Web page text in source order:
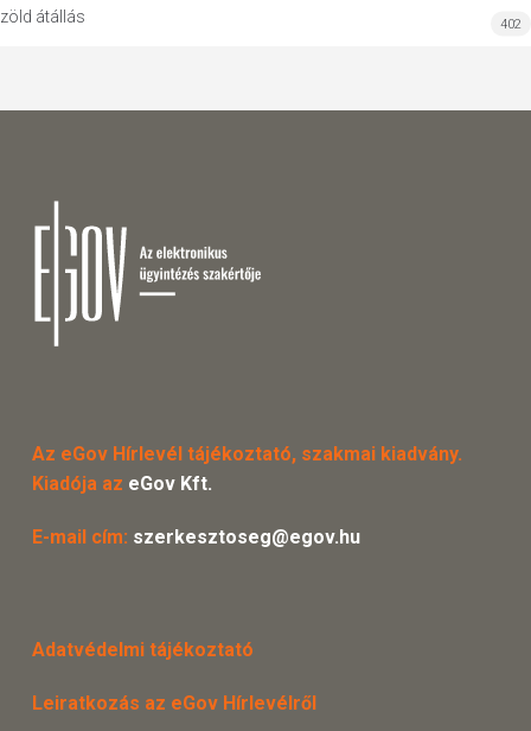
zöld átállás 402
Az eGov Hírlevél tájékoztató, szakmai kiadvány.
Kiadója az eGov Kft.
E-mail cím: szerkesztoseg@egov.hu
Adatvédelmi tájékoztató
Leiratkozás az eGov Hírlevélről